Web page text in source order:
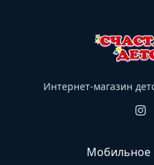
Интернет-магазин
Мобильное